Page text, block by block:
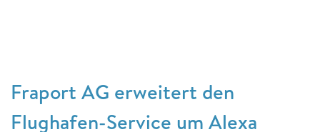
Fraport AG erweitert den
Flughafen-Service um Alexa